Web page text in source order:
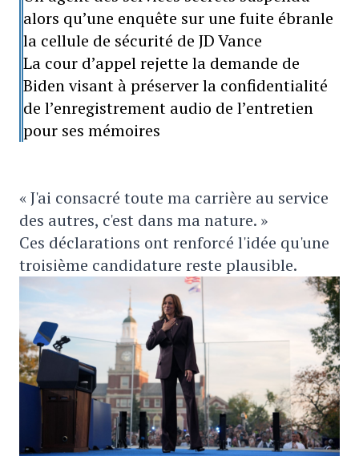
alors qu’une enquête sur une fuite ébranle
la cellule de sécurité de JD Vance
La cour d’appel rejette la demande de
Biden visant à préserver la confidentialité
de l’enregistrement audio de l’entretien
pour ses mémoires
« J'ai consacré toute ma carrière au service
des autres, c'est dans ma nature. »
Ces déclarations ont renforcé l'idée qu'une
troisième candidature reste plausible.